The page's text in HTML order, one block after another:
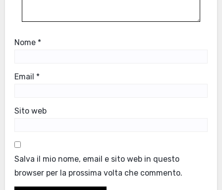
Nome *
Email *
Sito web
Salva il mio nome, email e sito web in questo
browser per la prossima volta che commento.